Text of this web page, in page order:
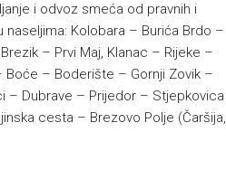
i odvoz smeća od pravnih i
Kolobara – Burića Brdo –
– Prvi Maj, Klanac – Rijeke –
Boće – Boderište – Gornji Zovik –
– Dubrave – Prijedor – Stjepkovica
cesta – Brezovo Polje (Čaršija,